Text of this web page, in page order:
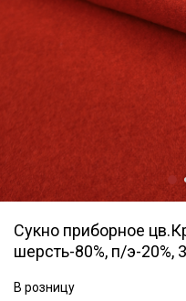
Сукно приборное
шерсть-80%, п/э-20%,
В розницу